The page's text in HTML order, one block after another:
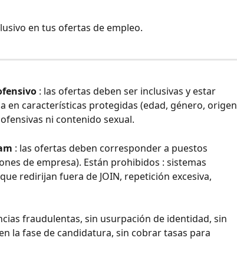
en tus ofertas de empleo.
: las ofertas deben ser inclusivas y estar
en características protegidas (edad, género, origen
ni contenido sexual.
: las ofertas deben corresponder a puestos
de empresa). Están prohibidos : sistemas
redirijan fuera de JOIN, repetición excesiva,
fraudulentas, sin usurpación de identidad, sin
la fase de candidatura, sin cobrar tasas para